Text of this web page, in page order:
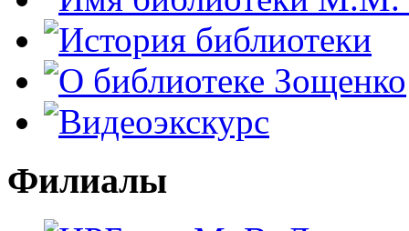
Филиалы